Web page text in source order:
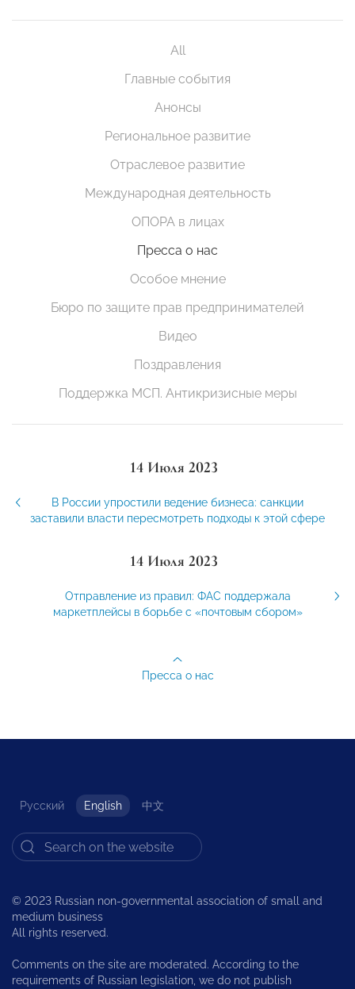
All
Главные события
Анонсы
Региональное развитие
Отраслевое развитие
Международная деятельность
ОПОРА в лицах
Пресса о нас
Особое мнение
Бюро по защите прав предпринимателей
Видео
Поздравления
Поддержка МСП. Антикризисные меры
14 Июля 2023
В России упростили ведение бизнеса: санкции
заставили власти пересмотреть подходы к этой сфере
14 Июля 2023
Отправление из правил: ФАС поддержала
маркетплейсы в борьбе с «почтовым сбором»
Пресса о нас
Русский English 中文
© 2023 Russian non-governmental association of small and
medium business
All rights reserved.
Comments on the site are moderated. According to the
requirements of Russian legislation, we do not publish